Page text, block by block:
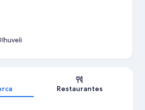
Sección del mapa
Restaurantes